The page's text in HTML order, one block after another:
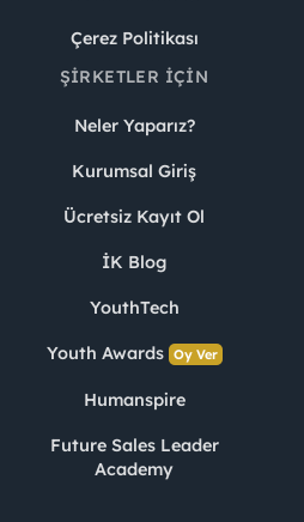
Çerez Politikası
ŞIRKETLER İÇIN
Neler Yaparız?
Kurumsal Giriş
Ücretsiz Kayıt Ol
İK Blog
YouthTech
Youth Awards Oy Ver
Humanspire
Future Sales Leader
Academy